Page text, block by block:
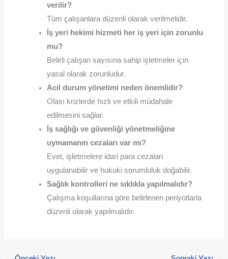
verilir?
Tüm çalışanlara düzenli olarak verilmelidir.
İş yeri hekimi hizmeti her iş yeri için zorunlu
mu?
Belirli çalışan sayısına sahip işletmeler için
yasal olarak zorunludur.
Acil durum yönetimi neden önemlidir?
Olası krizlerde hızlı ve etkili müdahale
edilmesini sağlar.
İş sağlığı ve güvenliği yönetmeliğine
uymamanın cezaları var mı?
Evet, işletmelere idari para cezaları
uygulanabilir ve hukuki sorumluluk doğabilir.
Sağlık kontrolleri ne sıklıkla yapılmalıdır?
Çalışma koşullarına göre belirlenen periyotlarla
düzenli olarak yapılmalıdır.